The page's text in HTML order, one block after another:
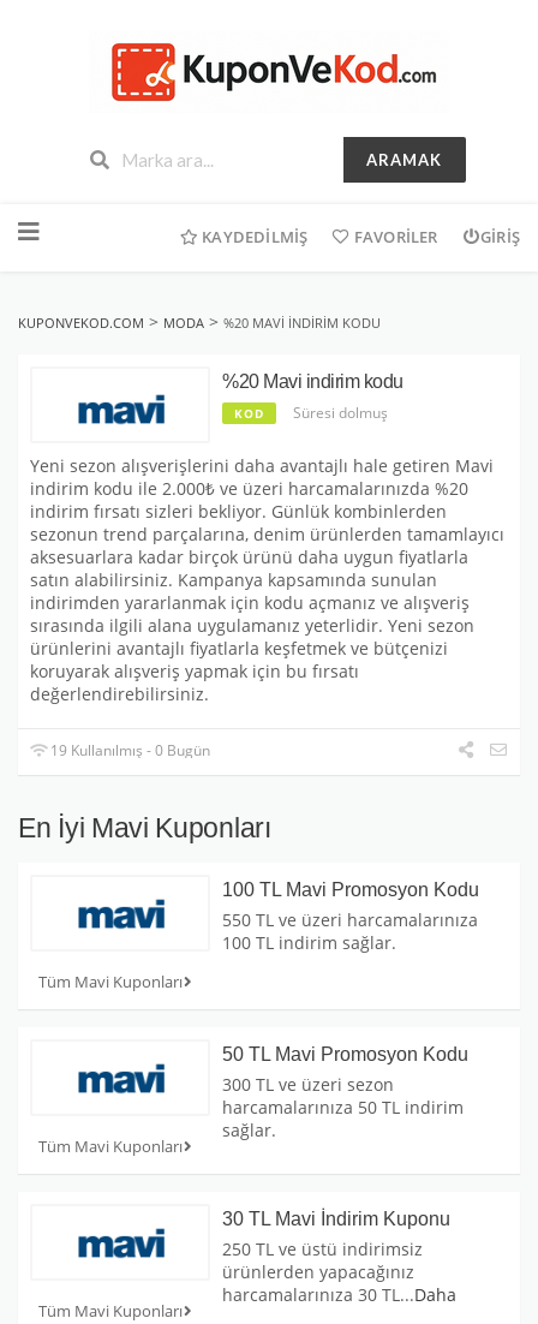
ARAMAK
geç
KAYDEDILMIŞ FAVORILER GIRIŞ
KUPONVEKOD.COM > MODA > %20 MAVI INDIRIM KODU
%20 Mavi indirim kodu
KOD Süresi dolmuş
Yeni sezon alışverişlerini daha avantajlı hale getiren Mavi
indirim kodu ile 2.000₺ ve üzeri harcamalarınızda %20
indirim fırsatı sizleri bekliyor. Günlük kombinlerden
sezonun trend parçalarına, denim ürünlerden tamamlayıcı
aksesuarlara kadar birçok ürünü daha uygun fiyatlarla
satın alabilirsiniz. Kampanya kapsamında sunulan
indirimden yararlanmak için kodu açmanız ve alışveriş
sırasında ilgili alana uygulamanız yeterlidir. Yeni sezon
ürünlerini avantajlı fiyatlarla keşfetmek ve bütçenizi
koruyarak alışveriş yapmak için bu fırsatı
değerlendirebilirsiniz.
19 Kullanılmış - 0 Bugün
En İyi Mavi Kuponları
Tüm Mavi Kuponları
100 TL Mavi Promosyon Kodu
550 TL ve üzeri harcamalarınıza
100 TL indirim sağlar.
Tüm Mavi Kuponları
50 TL Mavi Promosyon Kodu
300 TL ve üzeri sezon
harcamalarınıza 50 TL indirim
sağlar.
Tüm Mavi Kuponları
30 TL Mavi İndirim Kuponu
250 TL ve üstü indirimsiz
ürünlerden yapacağınız
harcamalarınıza 30 TL...Daha